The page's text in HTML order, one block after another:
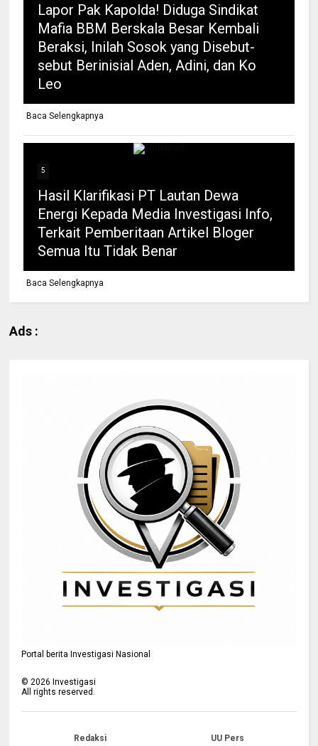
Lapor Pak Kapolda! Diduga Sindikat
Mafia BBM Berskala Besar Kembali
Beraksi, Inilah Sosok yang Disebut-
sebut Berinisial Aden, Adini, dan Ko
Leo
Baca Selengkapnya
5
Hasil Klarifikasi PT Lautan Dewa
Energi Kepada Media Investigasi Info,
Terkait Pemberitaan Artikel Bloger
Semua Itu Tidak Benar
Baca Selengkapnya
Ads :
Portal berita Investigasi Nasional
©2026 Investigasi
All rights reserved.
Redaksi UU Pers